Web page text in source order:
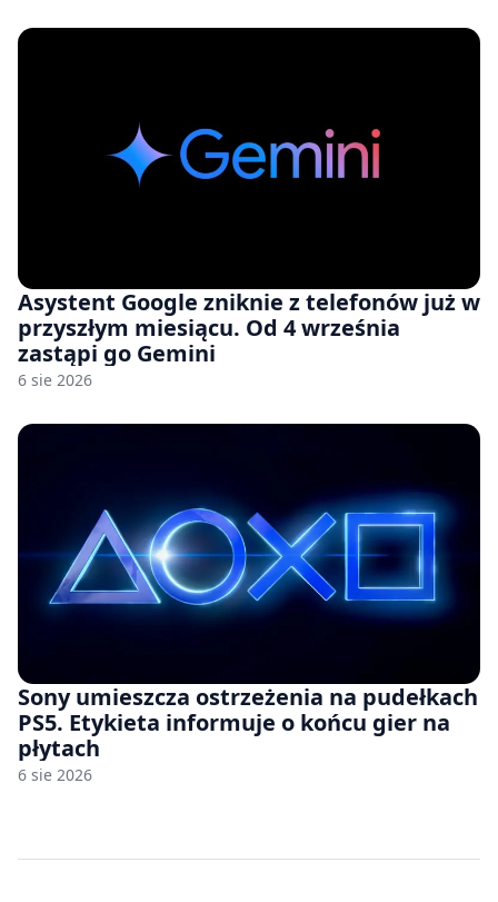
Asystent Google zniknie z telefonów już w
przyszłym miesiącu. Od 4 września
zastąpi go Gemini
6 sie 2026
Sony umieszcza ostrzeżenia na pudełkach
PS5. Etykieta informuje o końcu gier na
płytach
6 sie 2026